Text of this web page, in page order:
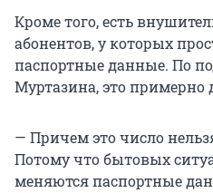
Кроме того, есть
абонентов, у которых
паспортные данные. По
Муртазина, это примерно
— Причем это число
Потому что бытовых
меняются паспортные